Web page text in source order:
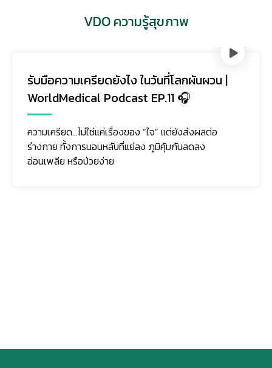
VDO ความรู้สุขภาพ
รับมือความเครียดยังไง ในวันที่โลกผันผวน |
WorldMedical Podcast EP.11 🎧
ความเครียด…ไม่ใช่แค่เรื่องของ “ใจ” แต่ยังส่งผลต่อ
ร่างกาย ทั้งการนอนหลับที่แย่ลง ภูมิคุ้มกันลดลง
อ่อนเพลีย หรือป่วยง่าย